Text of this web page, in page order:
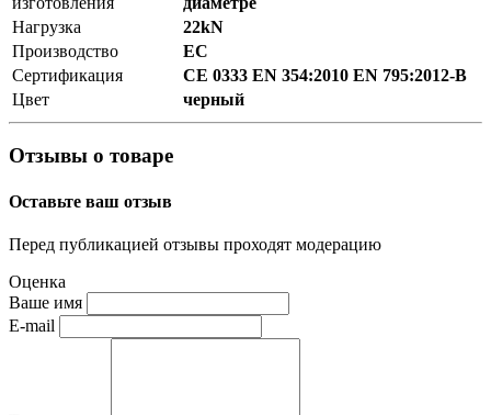
Нагрузка
22kN
Производство
ЕС
Сертификация
CE 0333 EN 354:2010 EN 795:2012-B
Цвет
черный
Отзывы о товаре
Оставьте ваш отзыв
Перед публикацией отзывы проходят модерацию
Оценка
Ваше имя
E-mail